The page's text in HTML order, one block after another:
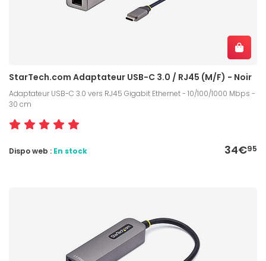
StarTech.com Adaptateur USB-C 3.0 / RJ45 (M/F) - Noir
Adaptateur USB-C 3.0 vers RJ45 Gigabit Ethernet - 10/100/1000 Mbps -
30 cm
34€95
Dispo web : En stock